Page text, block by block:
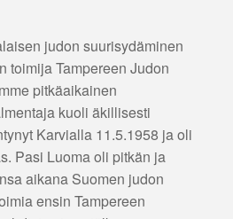
judon suurisydäminen
toimija Tampereen Judon
pitkäaikainen
kuoli äkillisesti
Karvialla 11.5.1958 ja oli
Pasi Luoma oli pitkän ja
aikana Suomen judon
ensin Tampereen